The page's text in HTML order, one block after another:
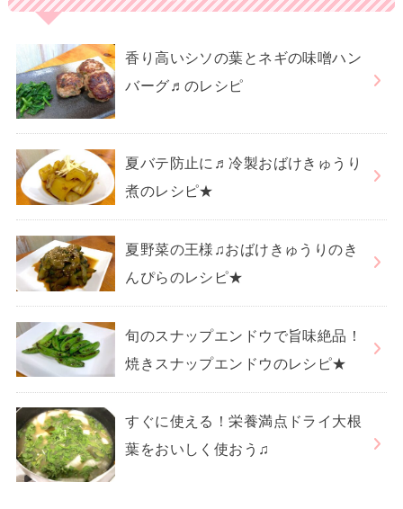
香り高いシソの葉とネギの味噌ハン
バーグ♬のレシピ
夏バテ防止に♬冷製おばけきゅうり
煮のレシピ★
夏野菜の王様♫おばけきゅうりのき
んぴらのレシピ★
旬のスナップエンドウで旨味絶品！
焼きスナップエンドウのレシピ★
すぐに使える！栄養満点ドライ大根
葉をおいしく使おう♫